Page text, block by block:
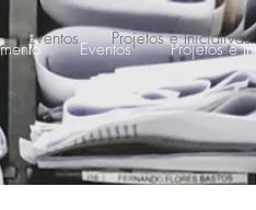
Eventos Projetos e Iniciativas
Eventos Projetos e